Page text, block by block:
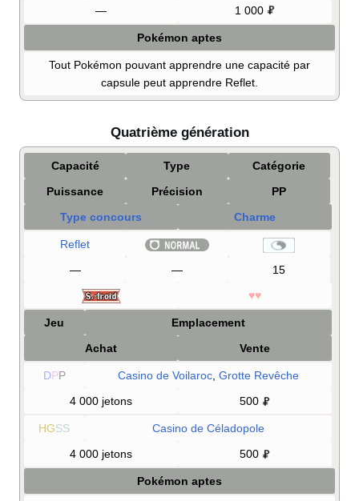
—
1 000
Pokémon aptes
Tout Pokémon pouvant apprendre une capacité par
capsule peut apprendre Reflet.
Quatrième génération
Capacité Type
Catégorie
Puissance
Précision
PP
Type concours
Charme
Reflet
—
—
15
♥♥
Jeu
Emplacement
Achat
Vente
DPP Casino de Voilaroc, Grotte Revêche
4 000 jetons
500
HGSS
Casino de Céladopole
4 000 jetons
500
Pokémon aptes